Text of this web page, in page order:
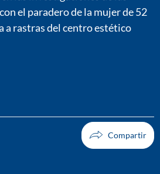
el paradero de la mujer de 52
a rastras del centro estético